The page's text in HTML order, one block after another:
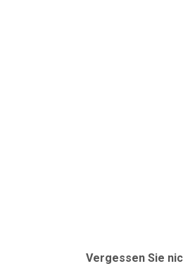
Vergessen Sie